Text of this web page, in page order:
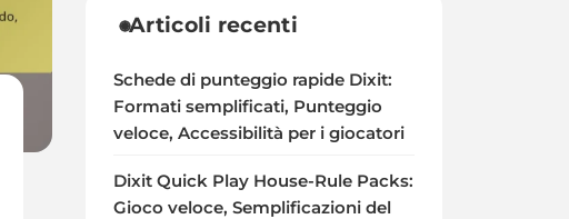
Articoli recenti
Schede di punteggio rapide Dixit:
Formati semplificati, Punteggio
veloce, Accessibilità per i giocatori
Dixit Quick Play House-Rule Packs:
Gioco veloce, Semplificazioni del